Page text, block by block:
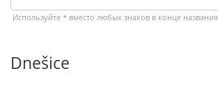
Используйте * вместо любых знаков в конце названия
Dnešice